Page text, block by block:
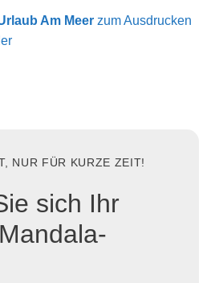
Am Meer zum Ausdrucken
NUR FÜR KURZE ZEIT!
sich Ihr